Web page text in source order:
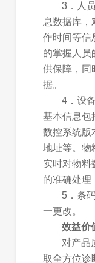
3．人
息数据库，
作时间等信
的掌握人员
供保障，同
据。
4．设
基本信息包
数控系统版
地址等。物
实时对物料
的准确处理
5．条
一更改。
效益价
对产品
取全方位诊